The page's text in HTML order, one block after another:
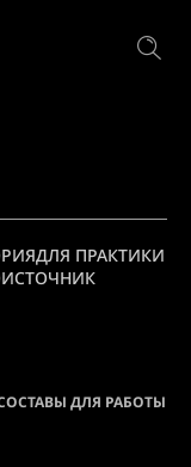
ДЛЯ ПРАКТИКИ
ДЛЯ РАБОТЫ